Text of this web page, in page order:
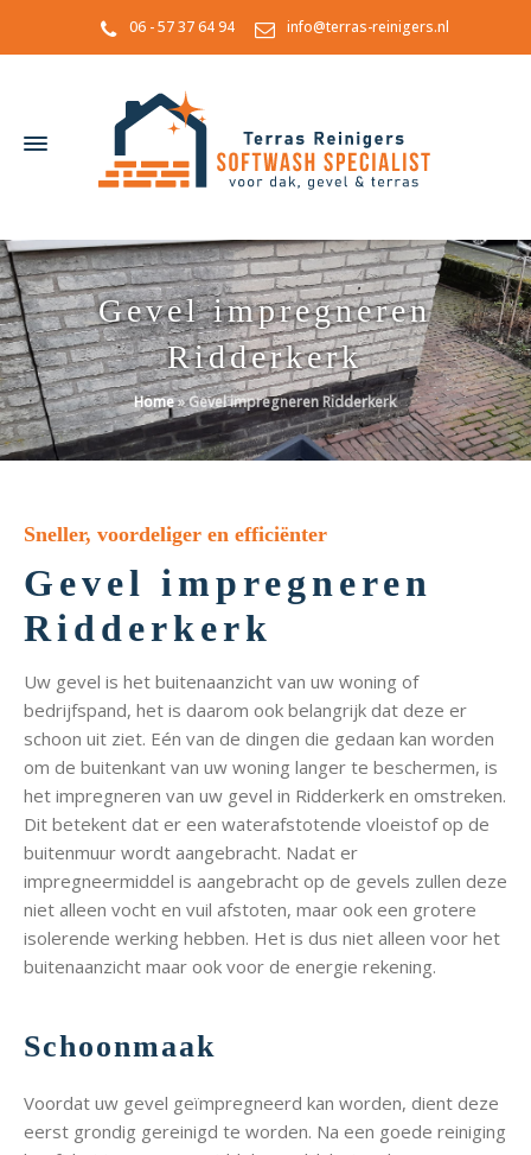
06 - 57 37 64 94 info@terras-reinigers.nl
Gevel impregneren
Ridderkerk
Home»Gevel impregneren Ridderkerk
Sneller, voordeliger en efficiënter
Gevel impregneren
Ridderkerk
Uw gevel is het buitenaanzicht van uw woning of
bedrijfspand, het is daarom ook belangrijk dat deze er
schoon uit ziet. Eén van de dingen die gedaan kan worden
om de buitenkant van uw woning langer te beschermen, is
het impregneren van uw gevel in Ridderkerk en omstreken.
Dit betekent dat er een waterafstotende vloeistof op de
buitenmuur wordt aangebracht. Nadat er
impregneermiddel is aangebracht op de gevels zullen deze
niet alleen vocht en vuil afstoten, maar ook een grotere
isolerende werking hebben. Het is dus niet alleen voor het
buitenaanzicht maar ook voor de energie rekening.
Schoonmaak
Voordat uw gevel geïmpregneerd kan worden, dient deze
eerst grondig gereinigd te worden. Na een goede reiniging